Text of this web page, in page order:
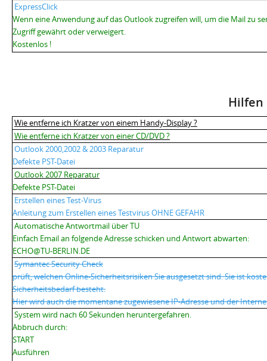
ExpressClick
Wenn eine Anwendung auf das Outlook zugreifen will, um die Mail zu
Zugriff gewährt oder verweigert.
Kostenlos !
Hilfen
Wie entferne ich Kratzer von einem Handy-Display ?
Wie entferne ich Kratzer von einer CD/DVD ?
Outlook 2000,2002 & 2003 Reparatur
Defekte PST-Datei
Outlook 2007 Reparatur
Defekte PST-Datei
Erstellen eines Test-Virus
Anleitung zum Erstellen eines Testvirus OHNE GEFAHR
Automatische Antwortmail über TU
Einfach Email an folgende Adresseschicken und Antwort abwarten:
ECHO@TU-BERLIN.DE
Symantec Security Check
prüft, welchen Online-Sicherheitsrisiken Sie ausgesetzt sind. Sie ist
Sicherheitsbedarf besteht.
Hier wird auch die momentanezugewiesene IP-Adresse undder
System wird nach 60 Sekunden heruntergefahren.
Abbruch durch:
START
Ausführen